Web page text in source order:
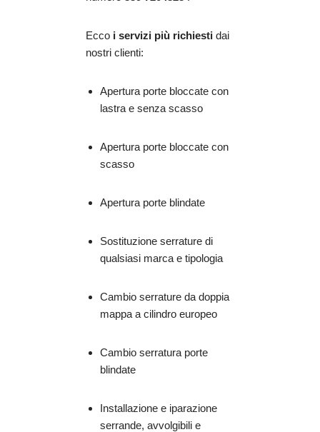
Ecco i servizi più richiesti dai
nostri clienti:
Apertura porte bloccate con
lastra e senza scasso
Apertura porte bloccate con
scasso
Apertura porte blindate
Sostituzione serrature di
qualsiasi marca e tipologia
Cambio serrature da doppia
mappa a cilindro europeo
Cambio serratura porte
blindate
Installazione e iparazione
serrande, avvolgibili e